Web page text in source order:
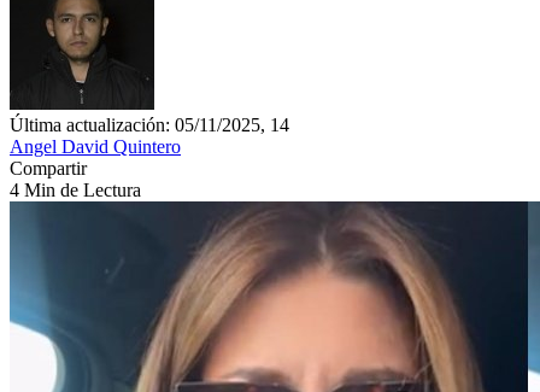
Última actualización: 05/11/2025, 14
Angel David Quintero
Compartir
4 Min de Lectura